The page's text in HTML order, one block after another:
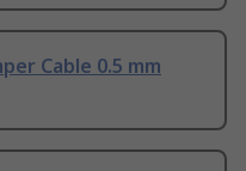
Cable 0.5 mm